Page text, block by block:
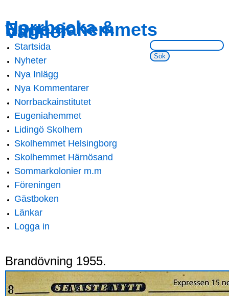
main
content
navigation
Norrbacka &
Eugeniahemmets
Vänner
Sök på webbsidan:
Main menu
Startsida
Nyheter
Nya Inlägg
Nya Kommentarer
Norrbackainstitutet
Eugeniahemmet
Lidingö Skolhem
Skolhemmet Helsingborg
Skolhemmet Härnösand
Sommarkolonier m.m
Föreningen
Gästboken
Länkar
Logga in
Brandövning 1955.